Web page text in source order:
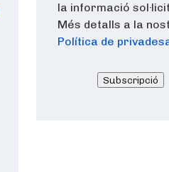
la informació
Més detalls a la
Política de
Subscripció